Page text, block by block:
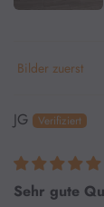
Sort by
JG
Sehr gute